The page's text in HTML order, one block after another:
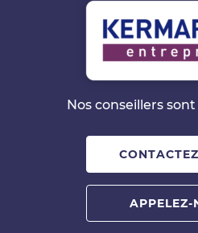
Nos conseillers
APPELEZ-